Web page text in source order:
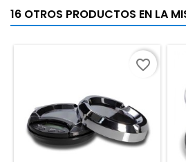
16 OTROS PRODUCTOS EN LA
favorite_border